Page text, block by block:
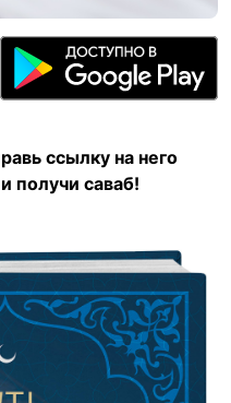
ссылку на него
получи саваб!